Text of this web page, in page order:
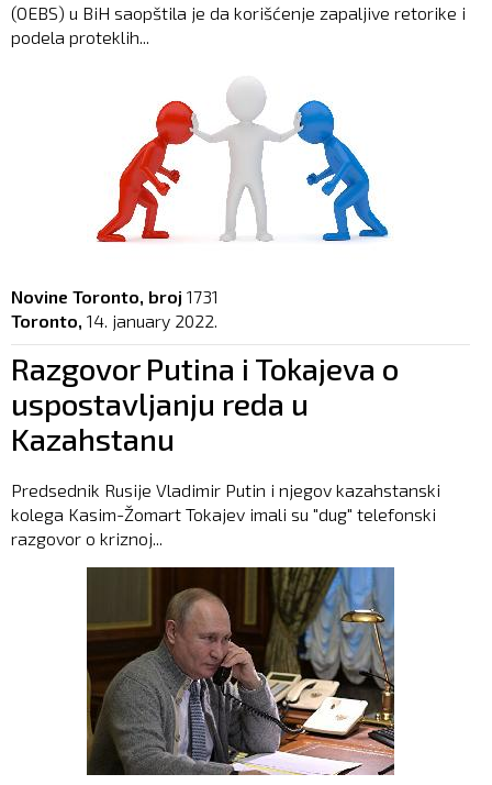
(OEBS) u BiH saopštila je da korišćenje zapaljive retorike i
podela proteklih...
Novine Toronto, broj 1731
Toronto, 14. january 2022.
Razgovor Putina i Tokajeva o
uspostavljanju reda u
Kazahstanu
Predsednik Rusije Vladimir Putin i njegov kazahstanski
kolega Kasim-Žomart Tokajev imali su "dug" telefonski
razgovor o kriznoj...